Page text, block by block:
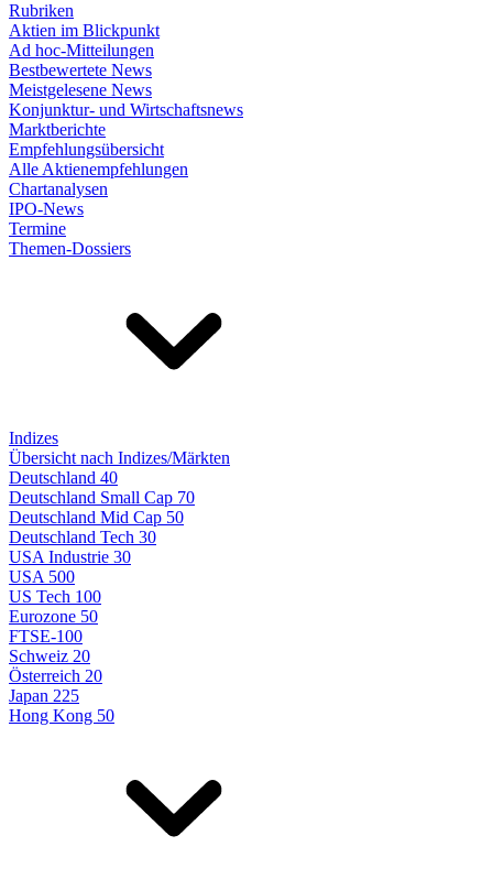
Rubriken
Aktien im Blickpunkt
Ad hoc-Mitteilungen
Bestbewertete News
Meistgelesene News
Konjunktur- und Wirtschaftsnews
Marktberichte
Empfehlungsübersicht
Alle Aktienempfehlungen
Chartanalysen
IPO-News
Termine
Themen-Dossiers
Indizes
Übersicht nach Indizes/Märkten
Deutschland 40
Deutschland Small Cap 70
Deutschland Mid Cap 50
Deutschland Tech 30
USA Industrie 30
USA 500
US Tech 100
Eurozone 50
FTSE-100
Schweiz 20
Österreich 20
Japan 225
Hong Kong 50